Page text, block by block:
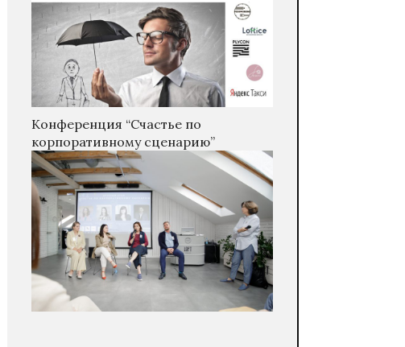
Конференция “Счастье по
корпоративному сценарию”